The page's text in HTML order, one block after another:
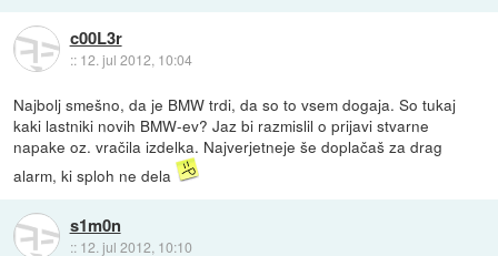
c00L3r
:: 12. jul 2012, 10:04
Najbolj smešno, da je BMW trdi, da so to vsem dogaja. So tukaj
kaki lastniki novih BMW-ev? Jaz bi razmislil o prijavi stvarne
napake oz. vračila izdelka. Najverjetneje še doplačaš za drag
alarm, ki sploh ne dela
s1m0n
:: 12. jul 2012, 10:10